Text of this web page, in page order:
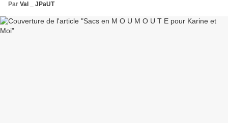
Par Val _ JPaUT